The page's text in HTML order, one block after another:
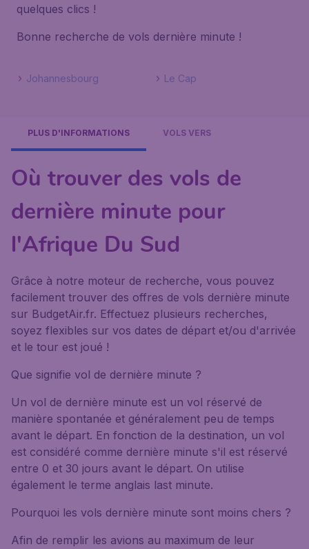
quelques clics !
Bonne recherche de vols dernière minute !
Johannesbourg Le Cap
PLUS D'INFORMATIONS VOLS VERS
Où trouver des vols de
dernière minute pour
l'Afrique Du Sud
Grâce à notre moteur de recherche, vous pouvez
facilement trouver des offres de vols dernière minute
sur BudgetAir.fr. Effectuez plusieurs recherches,
soyez flexibles sur vos dates de départ et/ou d'arrivée
et le tour est joué !
Que signifie vol de dernière minute ?
Un vol de dernière minute est un vol réservé de
manière spontanée et généralement peu de temps
avant le départ. En fonction de la destination, un vol
est considéré comme dernière minute s'il est réservé
entre 0 et 30 jours avant le départ. On utilise
également le terme anglais last minute.
Pourquoi les vols dernière minute sont moins chers ?
Afin de remplir les avions au maximum de leur